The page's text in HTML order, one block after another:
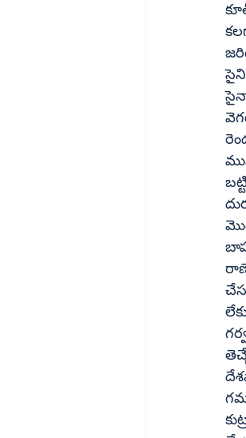
సైన్యాధిపతి
మునీర్‌ వ్యాఖ్యలు గుర్తుచేస్తున్నాయి. ఒక దేశ
గర్వంగా
తెచ్చేందుకు
గమనిస్తే జనరల్‌